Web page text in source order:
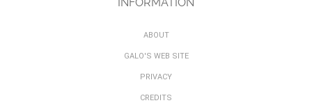
ABOUT
GALO'S WEB SITE
PRIVACY
CREDITS